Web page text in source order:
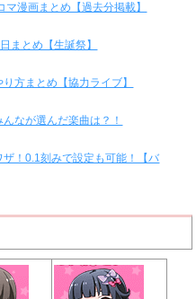
漫画まとめ【過去分掲載】
まとめ【生誕祭】
方まとめ【協力ライブ】
なが選んだ楽曲は？！
！0.1刻みで設定も可能！【バ